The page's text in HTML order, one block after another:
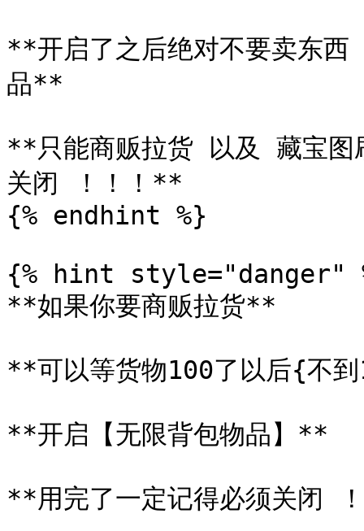
**开启了之后绝对不要卖东
品**
**只能商贩拉货 以及 藏宝
关闭 ！！！**
{% endhint %}
{% hint style="danger"
**如果你要商贩拉货**
**可以等货物100了以后{不
**开启【无限背包物品】**
**用完了一定记得必须关闭